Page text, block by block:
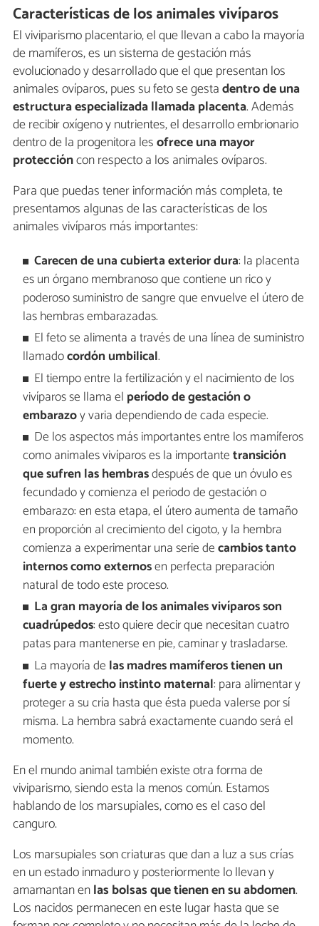
Características de los animales vivíparos
El viviparismo placentario, el que llevan a cabo la mayoría
de mamíferos, es un sistema de gestación más
evolucionado y desarrollado que el que presentan los
animales ovíparos, pues su feto se gestadentro de una
estructura especializada llamada placenta. Además
de recibir oxígeno y nutrientes, el desarrollo embrionario
dentro de la progenitora lesofrece unamayor
proteccióncon respecto a los animales ovíparos.
Para que puedas tener información más completa, te
presentamos algunas de las características de los
animales vivíparos más importantes:
Carecen de una cubierta exterior dura: la placenta
es un órgano membranoso que contiene un rico y
poderoso suministro de sangre que envuelve el útero de
las hembras embarazadas.
El feto se alimenta a través de una línea de suministro
llamadocordón umbilical.
El tiempo entre la fertilización y el nacimiento de los
vivíparos se llama el período de gestación o
embarazoy varia dependiendo de cada especie.
De los aspectos más importantes entre los mamíferos
como animales vivíparos es la importantetransición
que sufren las hembrasdespués de que un óvulo es
fecundado y comienza el periodo de gestación o
embarazo: en esta etapa, el útero aumenta de tamaño
en proporción al crecimiento del cigoto, y la hembra
comienza a experimentar una serie decambios tanto
internos como externosen perfecta preparación
natural de todo este proceso.
La gran mayoría de los animales vivíparos son
cuadrúpedos: esto quiere decir que necesitan cuatro
patas para mantenerse en pie, caminar y trasladarse.
La mayoría de las madres mamíferos tienen un
fuerte y estrecho instinto maternal: para alimentar y
proteger a su cría hasta que ésta pueda valerse por sí
misma. La hembra sabrá exactamente cuando será el
momento.
En el mundo animal también existe otra forma de
viviparismo, siendo esta la menos común. Estamos
hablando de los marsupiales, como es el caso del
canguro.
Los marsupiales son criaturas que dan a luz a sus crías
en un estado inmaduro y posteriormente lo llevan y
amamantan enlas bolsas que tienen en su abdomen.
Los nacidos permanecen en este lugar hasta que se